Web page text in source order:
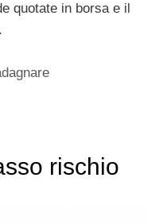
quotate in borsa e il
rischio